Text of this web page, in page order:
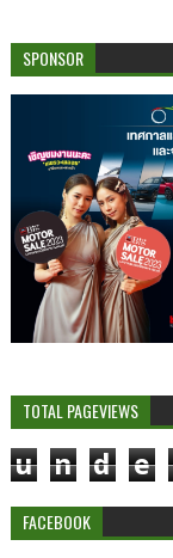
SPONSOR
TOTAL PAGEVIEWS
u n d e
FACEBOOK